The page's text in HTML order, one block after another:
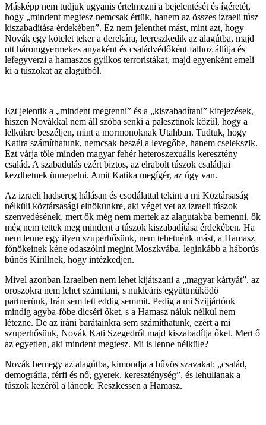
Másképp nem tudjuk ugyanis értelmezni a bejelentését és ígéretét,
hogy „mindent megtesz nemcsak értük, hanem az összes izraeli túsz
kiszabadítása érdekében”. Ez nem jelenthet mást, mint azt, hogy
Novák egy kötelet teker a derekára, leereszkedik az alagútba, majd
ott háromgyermekes anyaként és családvédőként falhoz állítja és
lefegyverzi a hamaszos gyilkos terroristákat, majd egyenként emeli
ki a túszokat az alagútból.
Ezt jelentik a „mindent megtenni” és a „kiszabadítani” kifejezések,
hiszen Novákkal nem áll szóba senki a palesztinok közül, hogy a
lelkükre beszéljen, mint a mormonoknak Utahban. Tudtuk, hogy
Katira számíthatunk, nemcsak beszél a levegőbe, hanem cselekszik.
Ezt várja tőle minden magyar fehér heteroszexuális keresztény
család. A szabadulás ezért biztos, az elrabolt túszok családjai
kezdhetnek ünnepelni. Amit Katika megígér, az úgy van.
Az izraeli hadsereg hálásan és csodálattal tekint a mi Köztársaság
nélküli köztársasági elnökünkre, aki véget vet az izraeli túszok
szenvedésének, mert ők még nem mertek az alagutakba bemenni, ők
még nem tettek meg mindent a túszok kiszabadítása érdekében. Ha
nem lenne egy ilyen szuperhősünk, nem tehetnénk mást, a Hamasz
főnökeinek kéne odaszólni megint Moszkvába, leginkább a háborús
bűnös Kirillnek, hogy intézkedjen.
Mivel azonban Izraelben nem lehet kijátszani a „magyar kártyát”, az
oroszokra nem lehet számítani, s nukleáris együttműködő
partnerünk, Irán sem tett eddig semmit. Pedig a mi Szijjártónk
mindig agyba-főbe dicséri őket, s a Hamasz náluk nélkül nem
létezne. De az iráni barátainkra sem számíthatunk, ezért a mi
szuperhősünk, Novák Kati Szegedről majd kiszabadítja őket. Mert ő
az egyetlen, aki mindent megtesz. Mi is lenne nélküle?
Novák bemegy az alagútba, kimondja a bűvös szavakat: „család,
demográfia, férfi és nő, gyerek, kereszténység”, és lehullanak a
túszok kezéről a láncok. Reszkessen a Hamasz.